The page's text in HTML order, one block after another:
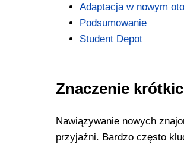
Adaptacja w nowym
Podsumowanie
Student Depot
Znaczenie
Nawiązywanie nowych
przyjaźni. Bardzo często